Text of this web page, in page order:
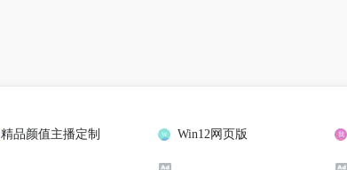
精品颜值主播定制 Win12网页版